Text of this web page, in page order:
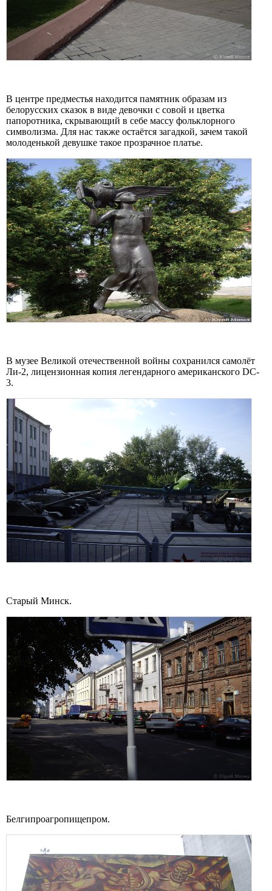
В центре предместья находится памятник образам из
белорусских сказок в виде девочки с совой и цветка
папоротника, скрывающий в себе массу фольклорного
символизма. Для нас также остаётся загадкой, зачем такой
молоденькой девушке такое прозрачное платье.
В музее Великой отечественной войны сохранился самолёт
Ли-2, лицензионная копия легендарного американского DC-
3.
Старый Минск.
Белгипроагропищепром.